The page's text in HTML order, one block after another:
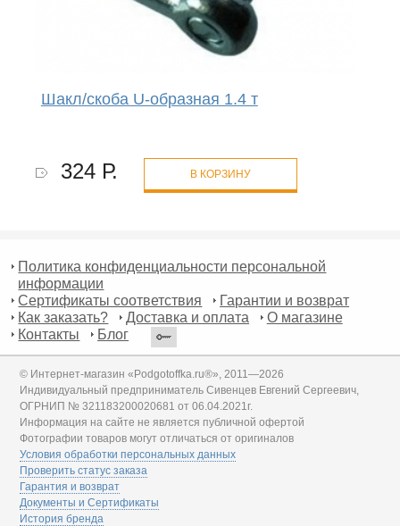
Шакл/скоба U-образная 1.4 т
324 Р. В КОРЗИНУ
Политика конфиденциальности персональной
информации
Сертификаты соответствия
Гарантии и возврат
Как заказать?
Доставка и оплата
О магазине
Контакты
Блог
© Интернет-магазин «Podgotoffka.ru®», 2011—2026
Индивидуальный предприниматель Сивенцев Евгений Сергеевич,
ОГРНИП № 321183200020681 от 06.04.2021г.
Информация на сайте не является публичной офертой
Фотографии товаров могут отличаться от оригиналов
Условия обработки персональных данных
Проверить статус заказа
Гарантия и возврат
Документы и Сертификаты
История бренда